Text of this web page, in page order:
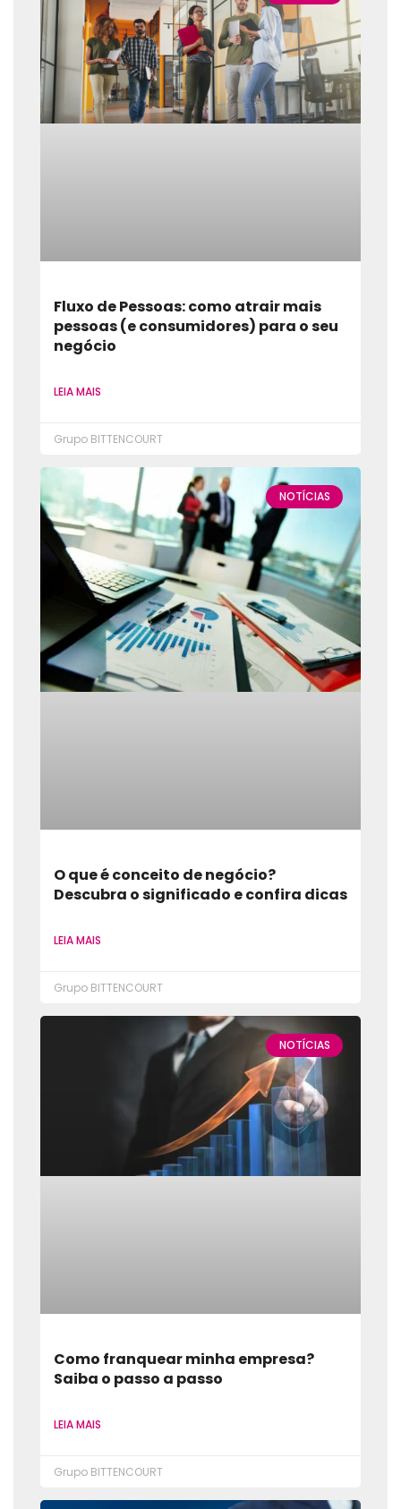
Fluxo de Pessoas: como atrair mais
pessoas (e consumidores) para o seu
negócio
LEIA MAIS
Grupo BITTENCOURT
NOTÍCIAS
O que é conceito de negócio?
Descubra o significado e confira dicas
LEIA MAIS
Grupo BITTENCOURT
NOTÍCIAS
Como franquear minha empresa?
Saiba o passo a passo
LEIA MAIS
Grupo BITTENCOURT